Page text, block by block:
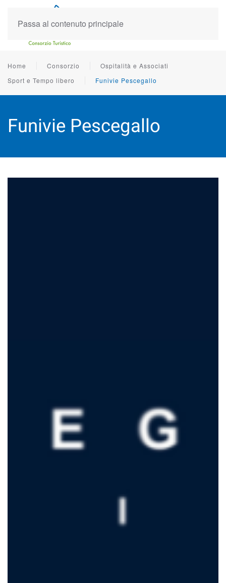
Passa al contenuto principale
Home Consorzio
Ospitalità e Associati
Sport e Tempo libero
Funivie Pescegallo
Funivie Pescegallo